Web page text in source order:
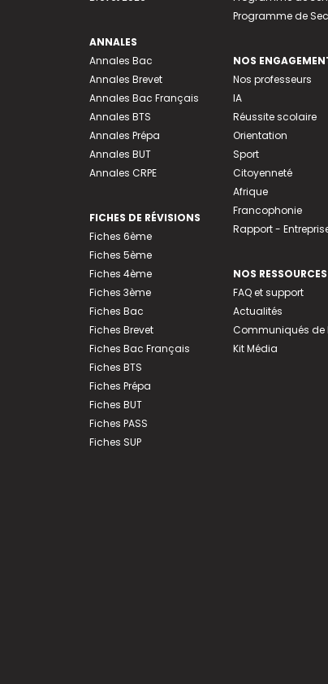
ANNALES
Annales Bac
Annales Brevet
Annales Bac Français
Annales BTS
Annales Prépa
Annales BUT
Annales CRPE
FICHES DE RÉVISIONS
Fiches 6ème
Fiches 5ème
Fiches 4ème
Fiches 3ème
Fiches Bac
Fiches Brevet
Fiches Bac Français
Fiches BTS
Fiches Prépa
Fiches BUT
Fiches PASS
Fiches SUP
Programme de
NOS
Nos professeurs
IA
Réussite scolaire
Orientation
Sport
Citoyenneté
Afrique
Francophonie
Rapport -
NOS RESSOURCES
FAQ et support
Actualités
Communiqués de
Kit Média